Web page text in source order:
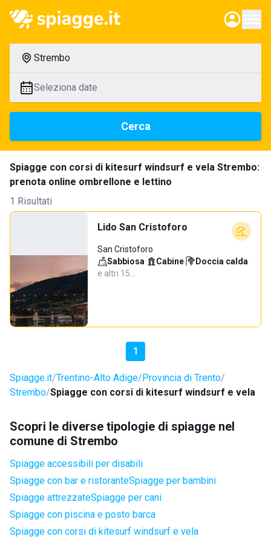
Strembo
Seleziona date
Cerca
Spiagge con corsi di kitesurf windsurf e vela Strembo:
prenota online ombrellone e lettino
1 Risultati
Lido San Cristoforo
San Cristoforo
Sabbiosa· Cabine· Doccia calda·
e altri 15…
1
Spiagge.it Trentino-Alto Adige Provincia di Trento
Strembo Spiagge con corsi di kitesurf windsurf e vela
Scopri le diverse tipologie di spiagge nel
comune di Strembo
Spiagge accessibili per disabili
Spiagge con bar e ristoranteSpiagge per bambini
Spiagge attrezzateSpiagge per cani
Spiagge con piscina e posto barca
Spiagge con corsi di kitesurf windsurf e vela